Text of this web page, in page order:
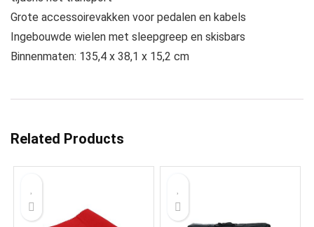
Grote accessoirevakken voor pedalen en kabels
Ingebouwde wielen met sleepgreep en skisbars
Binnenmaten: 135,4 x 38,1 x 15,2 cm
Related Products